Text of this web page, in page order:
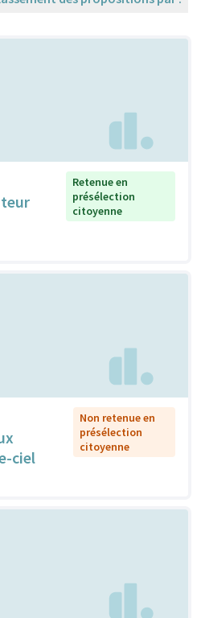
Retenue en
présélection
citoyenne
ciel
Non retenue en
présélection
citoyenne